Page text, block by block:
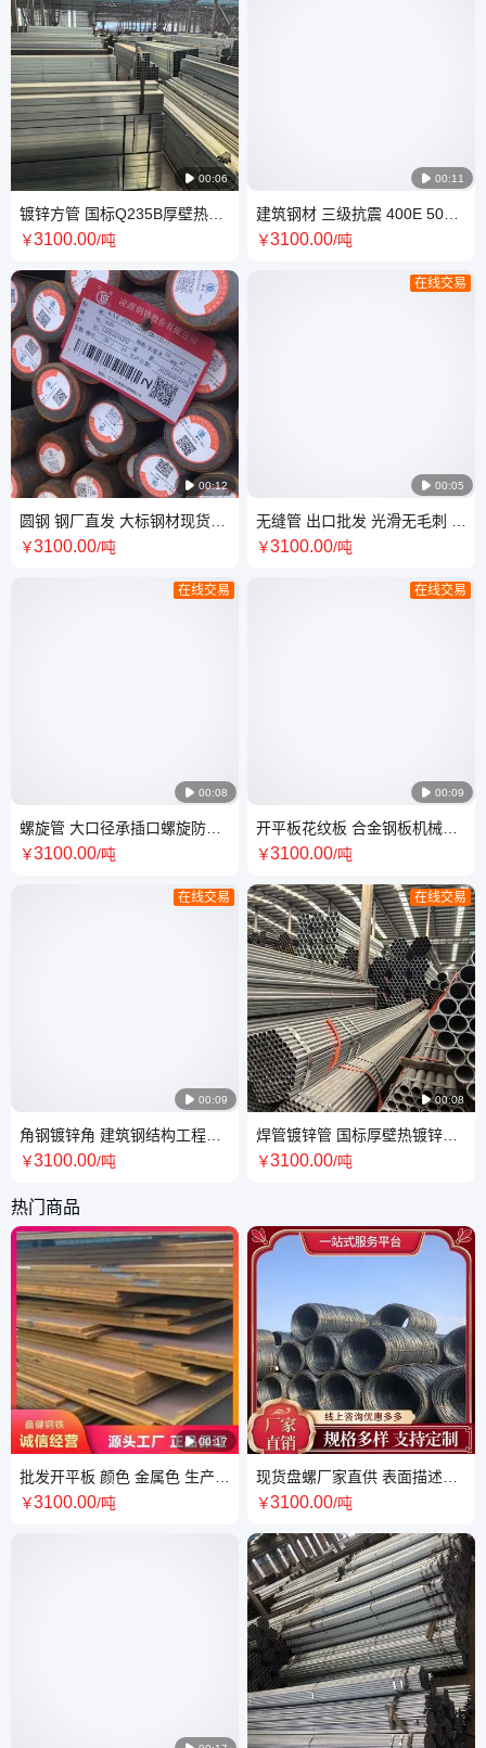
 00:06
镀锌方管 国标Q235B厚壁热镀
锌方钢管 50*50现货批发
￥3100.00/吨
 00:12
圆钢 钢厂直发 大标钢材现货保
机械性能支持定制
￥3100.00/吨
 00:08
在线交易
螺旋管 大口径承插口螺旋防腐
城市输水用管道
￥3100.00/吨
 00:09
在线交易
角钢镀锌角 建筑钢结构工程用
等边钢 耐腐蚀
￥3100.00/吨
 00:11
建筑钢材 三级抗震 400E 500E
材质现货 支持锁货定价
￥3100.00/吨
 00:05
在线交易
无缝管 出口批发 光滑无毛刺 硬
度高韧性强可定制
￥3100.00/吨
 00:09
在线交易
开平板花纹板 合金钢板机械设
备用 可加工定制耐磨板
￥3100.00/吨
 00:08
在线交易
焊管镀锌管 国标厚壁热镀锌钢
管DN350 消防用无缝圆空心
￥3100.00/吨
热门商品
 00:17
批发开平板 颜色 金属色 生产方
式 机械加工 耐高温 非标定做
￥3100.00/吨
现货盘螺厂家直供 表面描述带
肋 抗震耐用 拉弯加工
￥3100.00/吨